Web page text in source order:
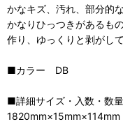
かなキズ、汚れ、部分的
かなりひっつきがあるも
作り、ゆっくりと剥がし
■カラー DB
■詳細サイズ・入数・数量